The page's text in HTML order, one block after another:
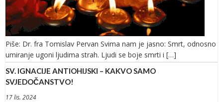
Piše: Dr. fra Tomislav Pervan Svima nam je jasno: Smrt, odnosno
umiranje ugoni ljudima strah. Ljudi se boje smrti i […]
SV. IGNACIJE ANTIOHIJSKI – KAKVO SAMO
SVJEDOČANSTVO!
17 lis. 2024